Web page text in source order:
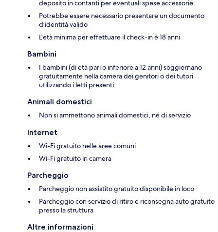
deposito in contanti per eventuali spese accessorie
Potrebbe essere necessario presentare un documento
d’identità valido
L'età minima per effettuare il check-in è 18 anni
Bambini
I bambini (di età pari o inferiore a 12 anni) soggiornano
gratuitamente nella camera dei genitori o dei tutori
utilizzando i letti presenti
Animali domestici
Non si ammettono animali domestici, né di servizio
Internet
Wi-Fi gratuito nelle aree comuni
Wi-Fi gratuito in camera
Parcheggio
Parcheggio non assistito gratuito disponibile in loco
Parcheggio con servizio di ritiro e riconsegna auto gratuito
presso la struttura
Altre informazioni